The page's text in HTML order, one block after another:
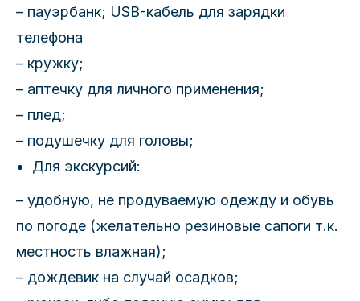
– пауэрбанк; USB-кабель для зарядки
телефона
– кружку;
– аптечку для личного применения;
– плед;
– подушечку для головы;
Для экскурсий:
– удобную, не продуваемую одежду и обувь
по погоде (желательно резиновые сапоги т.к.
местность влажная);
– дождевик на случай осадков;